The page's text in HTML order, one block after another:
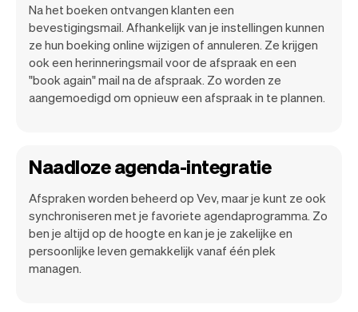
Na het boeken ontvangen klanten een
bevestigingsmail. Afhankelijk van je instellingen kunnen
ze hun boeking online wijzigen of annuleren. Ze krijgen
ook een herinneringsmail voor de afspraak en een
"book again" mail na de afspraak. Zo worden ze
aangemoedigd om opnieuw een afspraak in te plannen.
Naadloze agenda-integratie
Afspraken worden beheerd op Vev, maar je kunt ze ook
synchroniseren met je favoriete agendaprogramma. Zo
ben je altijd op de hoogte en kan je je zakelijke en
persoonlijke leven gemakkelijk vanaf één plek
managen.